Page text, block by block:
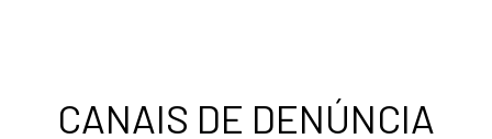
CANAIS DE DENÚNCIA